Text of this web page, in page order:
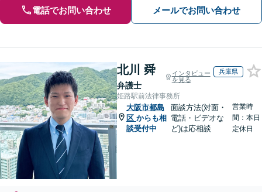
電話でお問い合わせ メールでお問い合わせ
北川 舜
弁護士
インタビュー
を見る
兵庫県
姫路駅前法律事務所
大阪市都島
区 からも相
談受付中
面談方法(対面・
電話・ビデオな
ど)は応相談
営業時
間：本日
定休日